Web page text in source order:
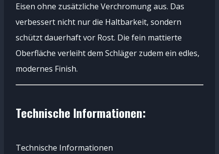
Eisen ohne zusätzliche Verchromung aus. Das
verbessert nicht nur die Haltbarkeit, sondern
schützt dauerhaft vor Rost. Die fein mattierte
Oberfläche verleiht dem Schläger zudem ein edles,
modernes Finish.
Technische Informationen:
Technische Informationen